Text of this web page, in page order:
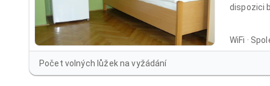
dispozici
připravit
jídlo po
WiFi ·
Počet volných lůžek na vyžádání